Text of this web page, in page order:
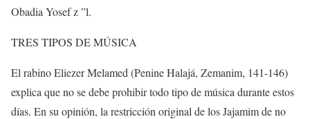
Obadia Yosef z ”l.
TRES TIPOS DE MÚSICA
El rabino Eliezer Melamed (Penine Halajá, Zemanim, 141-146)
explica que no se debe prohibir todo tipo de música durante estos
días. En su opinión, la restricción original de los Jajamim de no